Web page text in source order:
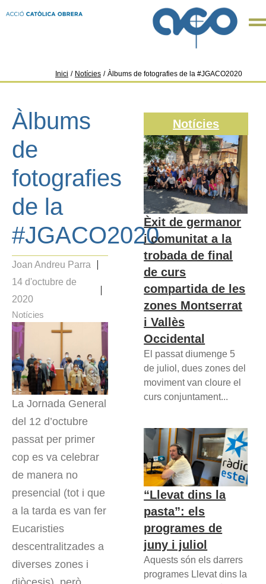
Inici / Notícies / Àlbums de fotografies de la #JGACO2020
Àlbums
de
fotografies
de la
#JGACO2020
Joan Andreu Parra
14 d'octubre de
2020
Notícies
La Jornada General
del 12 d’octubre
passat per primer
cop es va celebrar
de manera no
presencial (tot i que
a la tarda es van fer
Eucaristies
descentralitzades a
diverses zones i
Notícies
Èxit de germanor
i comunitat a la
trobada de final
de curs
compartida de les
zones Montserrat
i Vallès
Occidental
El passat diumenge 5
de juliol, dues zones del
moviment van cloure el
curs conjuntament...
“Llevat dins la
pasta”: els
programes de
juny i juliol
Aquests són els darrers
programes Llevat dins la